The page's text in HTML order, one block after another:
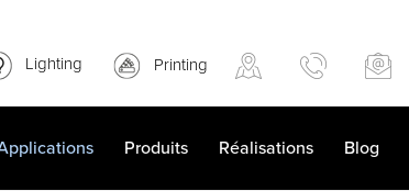
Lighting Printing
Produits Réalisations Blog